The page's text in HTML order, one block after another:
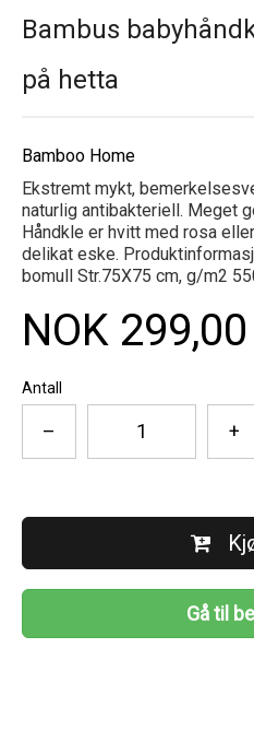
Bambus
på hetta
Bamboo Home
Ekstremt mykt,
naturlig antibakteriell. Meget
Håndkle er hvitt med rosa
delikat eske.
bomull Str.75X75 cm, g/m2
NOK 299,00
Antall
– +
Gå til